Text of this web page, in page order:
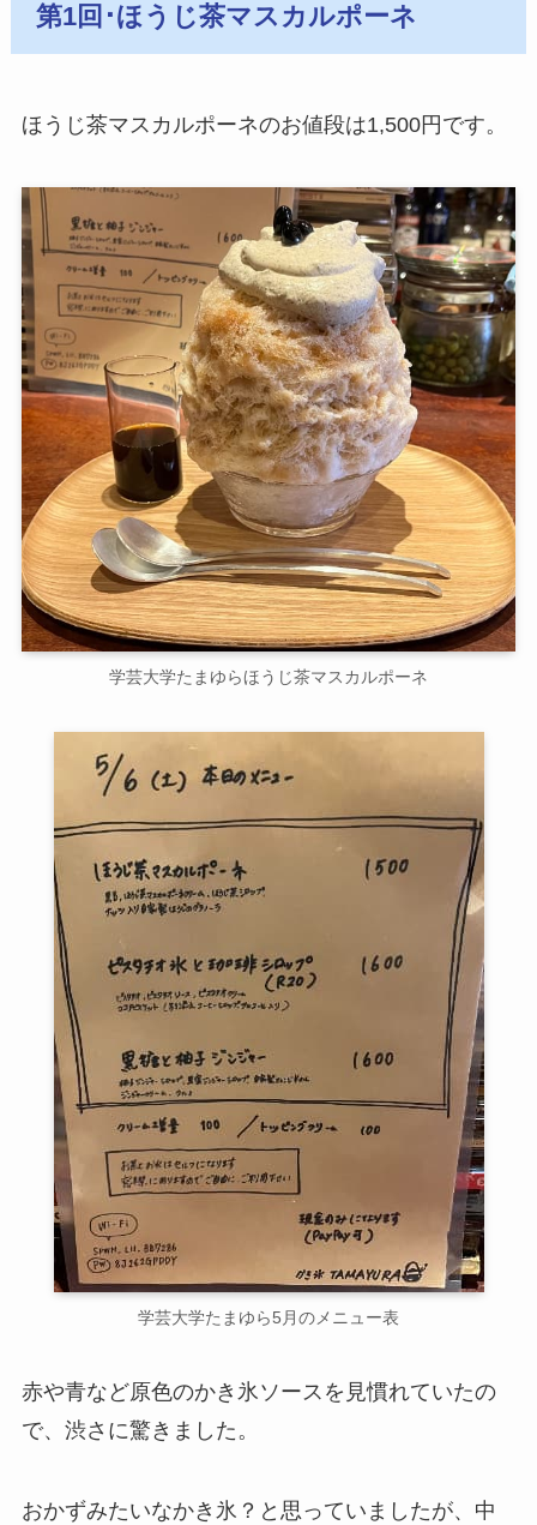
第1回･ほうじ茶マスカルポーネ
ほうじ茶マスカルポーネのお値段は1,500円です。
学芸大学たまゆらほうじ茶マスカルポーネ
学芸大学たまゆら5月のメニュー表
赤や青など原色のかき氷ソースを見慣れていたの
で、渋さに驚きました。
おかずみたいなかき氷？と思っていましたが、中